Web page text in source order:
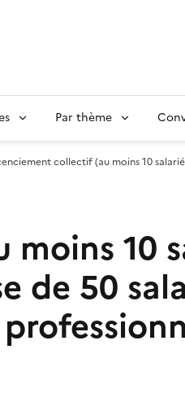
Par thème
collectif (au moins 10
10
de 50